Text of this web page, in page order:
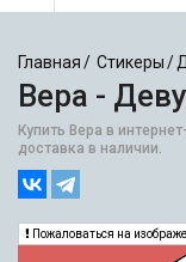
Главная Стикеры
Вера -
Купить Вера в
доставка в наличии.
Пожаловаться на